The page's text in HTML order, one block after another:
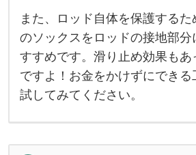
用
す
る
の
が
コ
ス
ト
また、ロッド自体を保護するた
のソックスをロッドの接地部分
すすめです。滑り止め効果もあ
ですよ！お金をかけずにできる
試してみてください。